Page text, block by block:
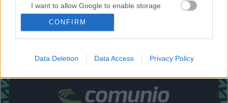
I want to allow Google to enable storage
related to functionality of the website or app.
I want to allow Google to enable storage
related to security, including authentication
functionality and fraud prevention, and other
user protection.
CONFIRM
Data Deletion Data Access Privacy Policy
¿Aún no juegas a Comunio? Regístrate, ¡gratis!